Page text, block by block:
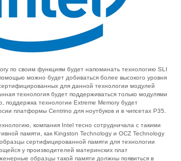
по своим функциям будет напоминать технологию SLI
можно будет добиваться более высокого уровня
для данной технологии модулей
технология будет поддерживаться только модулями
поддержка технологии Extreme Memory будет
платформы Centrino для ноутбуков и в чипсетах P35.
компания Intel тесно сотрудничала с такими
памяти, как Kingston Technology и OCZ Technology
сертифицированной памяти для технологии
у производителей материнских плат
образцы такой памяти должны появиться в